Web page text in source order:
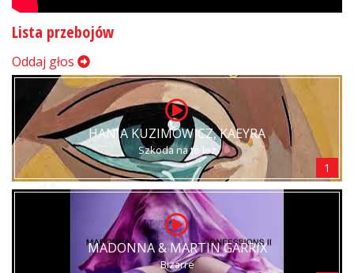
Lista przebojów
Oddaj głos
HANIA KUZIMOWICZ, KAEYRA
Szkoda na to łez
1
MADONNA & MARTIN GARRIX
Bizarre